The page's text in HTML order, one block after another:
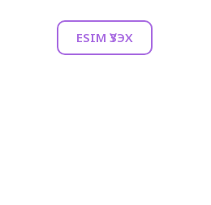
ESIM ҮЗЭХ